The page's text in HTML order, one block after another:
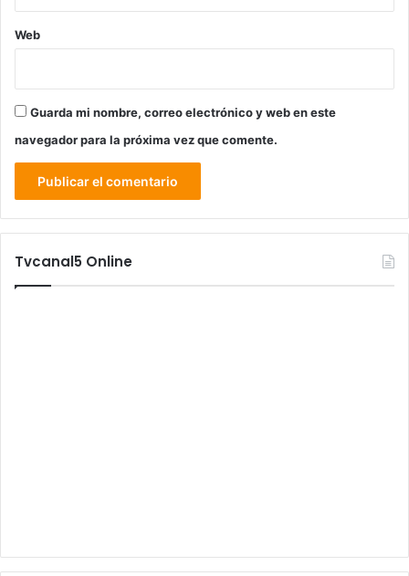
Web
Guarda mi nombre, correo electrónico y web en este
navegador para la próxima vez que comente.
Tvcanal5 Online